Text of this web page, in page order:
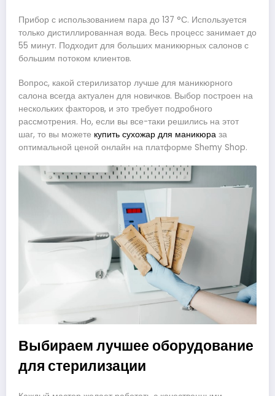
Прибор с использованием пара до 137 °С. Используется
только дистиллированная вода. Весь процесс занимает до
55 минут. Подходит для больших маникюрных салонов с
большим потоком клиентов.
Вопрос, какой стерилизатор лучше для маникюрного
салона всегда актуален для новичков. Выбор построен на
нескольких факторов, и это требует подробного
рассмотрения. Но, если вы все-таки решились на этот
шаг, то вы можете купить сухожар для маникюра за
оптимальной ценой онлайн на платформе Shеmy Shop.
Выбираем лучшее оборудование
для стерилизации